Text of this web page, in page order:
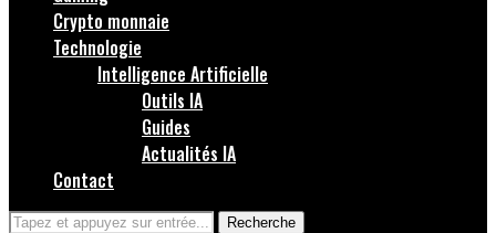
Crypto monnaie
Technologie
Intelligence Artificielle
Outils IA
Guides
Actualités IA
Contact
Recherche